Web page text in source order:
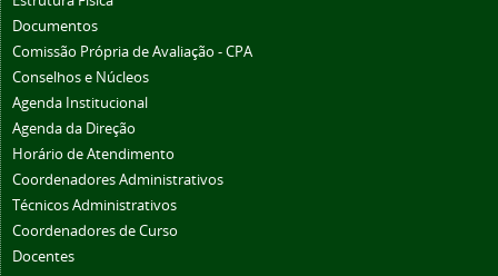
Documentos
Comissão Própria de Avaliação - CPA
Conselhos e Núcleos
Agenda Institucional
Agenda da Direção
Horário de Atendimento
Coordenadores Administrativos
Técnicos Administrativos
Coordenadores de Curso
Docentes